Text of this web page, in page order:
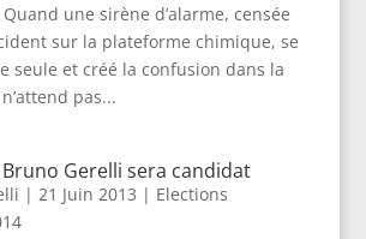
une sirène d’alarme, censée
sur la plateforme chimique, se
seule et créé la confusion dans la
pas...
Gerelli sera candidat
| 21 Juin 2013 | Elections